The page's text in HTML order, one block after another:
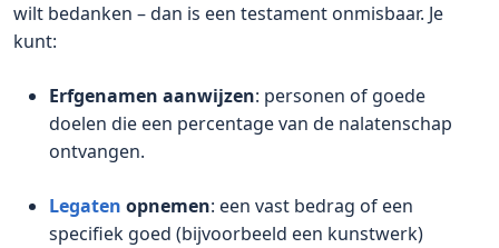
wilt bedanken – dan is een testament onmisbaar. Je
kunt:
Erfgenamen aanwijzen: personen of goede
doelen die een percentage van de nalatenschap
ontvangen.
Legaten opnemen: een vast bedrag of een
specifiek goed (bijvoorbeeld een kunstwerk)